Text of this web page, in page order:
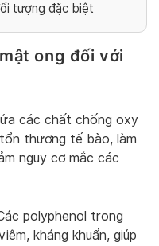
tượng đặc biệt
ong đối với
các chất chống oxy
thương tế bào, làm
nguy cơ mắc các
polyphenol trong
kháng khuẩn, giúp